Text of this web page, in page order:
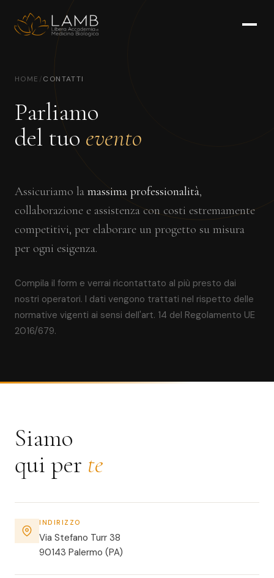
HOME /CONTATTI
Parliamo
del tuo evento
Assicuriamo la massima professionalità,
collaborazione e assistenza con costi estremamente
competitivi, per elaborare un progetto su misura
per ogni esigenza.
Compila il form e verrai ricontattato al più presto dai
nostri operatori. I dati vengono trattati nel rispetto delle
normative vigenti ai sensi dell'art. 14 del Regolamento UE
2016/679.
Siamo
qui per te
INDIRIZZO
Via Stefano Turr 38
90143 Palermo (PA)